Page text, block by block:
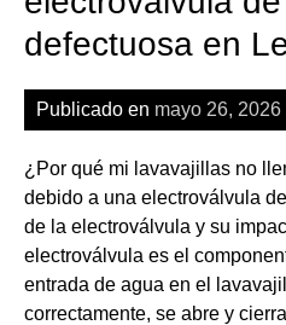
defectuosa en
Publicado en mayo 26, 2026
¿Por qué mi lavavajillas no
debido a una electroválvula
de la electroválvula y su
electroválvula es el
entrada de agua en el
correctamente, se abre y